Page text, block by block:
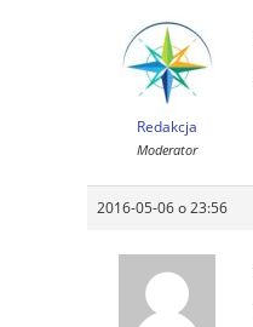
Redakcja
Moderator
2016-05-06 o 23:56